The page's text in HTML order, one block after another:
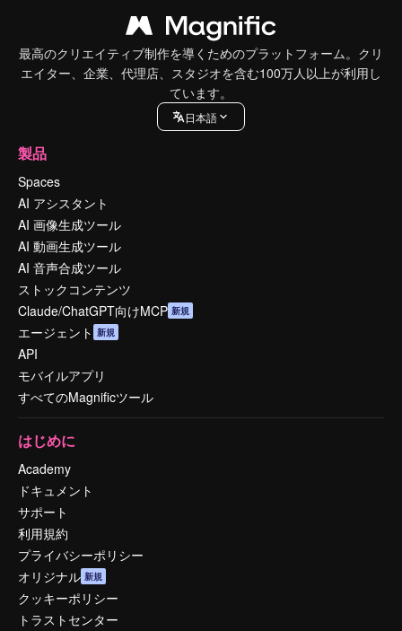
最高のクリエイティブ制作を導くためのプラットフォーム。クリ
エイター、企業、代理店、スタジオを含む100万人以上が利用し
ています。
日本語
製品
Spaces
AI アシスタント
AI 画像生成ツール
AI 動画生成ツール
AI 音声合成ツール
ストックコンテンツ
Claude/ChatGPT向けMCP 新規
エージェント 新規
API
モバイルアプリ
すべてのMagnificツール
はじめに
Academy
ドキュメント
サポート
利用規約
プライバシーポリシー
オリジナル 新規
クッキーポリシー
トラストセンター